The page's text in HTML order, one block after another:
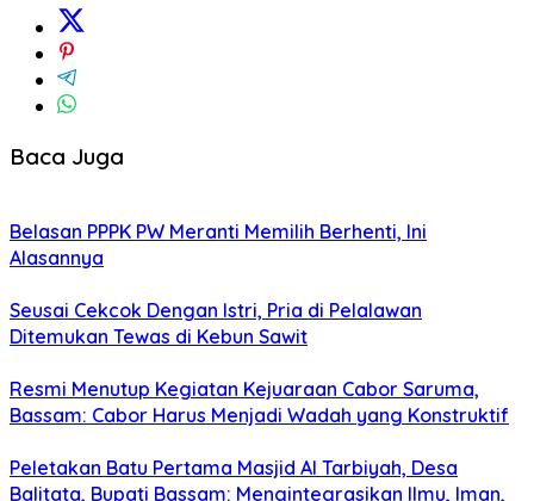
Baca Juga
Belasan PPPK PW Meranti Memilih Berhenti, Ini
Alasannya
Seusai Cekcok Dengan Istri, Pria di Pelalawan
Ditemukan Tewas di Kebun Sawit
Resmi Menutup Kegiatan Kejuaraan Cabor Saruma,
Bassam: Cabor Harus Menjadi Wadah yang Konstruktif
Peletakan Batu Pertama Masjid Al Tarbiyah, Desa
Balitata, Bupati Bassam: Mengintegrasikan Ilmu, Iman,